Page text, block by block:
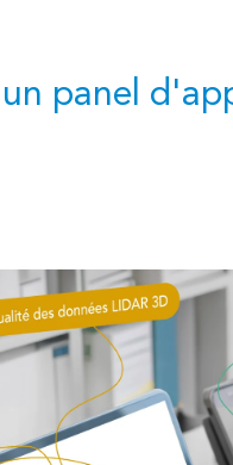
panel